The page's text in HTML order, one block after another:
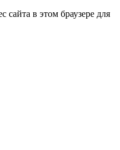
сайта в этом браузере для